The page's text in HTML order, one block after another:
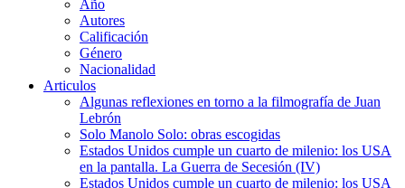
Año
Autores
Calificación
Género
Nacionalidad
Articulos
Algunas reflexiones en torno a la filmografía de Juan
Lebrón
Solo Manolo Solo: obras escogidas
Estados Unidos cumple un cuarto de milenio: los USA
en la pantalla. La Guerra de Secesión (IV)
Estados Unidos cumple un cuarto de milenio: los USA